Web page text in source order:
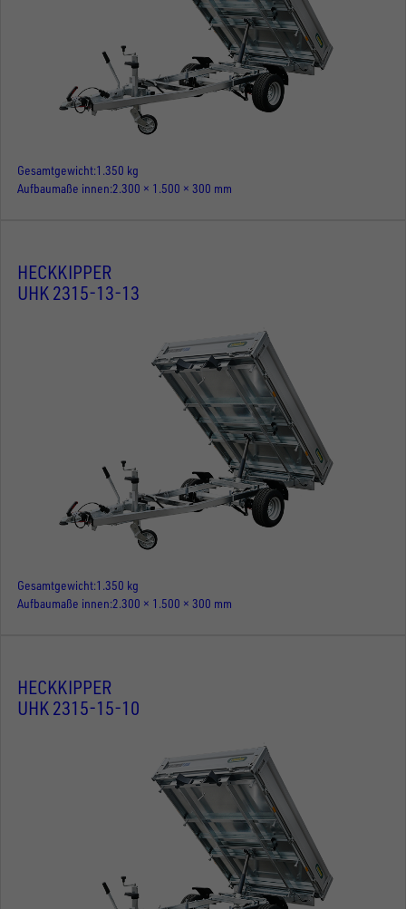
Gesamtgewicht 1.350 kg
Aufbaumaße innen 2.300 × 1.500 × 300 mm
HECKKIPPER
UHK 2315-13-13
Gesamtgewicht 1.350 kg
Aufbaumaße innen 2.300 × 1.500 × 300 mm
HECKKIPPER
UHK 2315-15-10